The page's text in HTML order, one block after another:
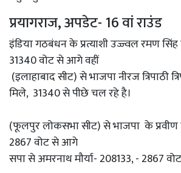
प्रयागराज, अपडेट- 16 वां राउंड
इंडिया गठबंधन के प्रत्याशी उज्ज्वल रमण
31340 वोट से आगे वहीं
(इलाहाबाद सीट) से भाजपा नीरज त्रिपाठी
मिले, 31340 से पीछे चल रहे है।
(फूलपुर लोकसभा सीट) से भाजपा के
2867 वोट से आगे
सपा से अमरनाथ मौर्या- 208133, - 2867